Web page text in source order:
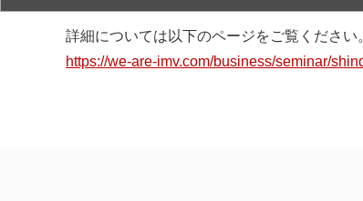
詳細については以下のページをご覧ください
https://we-are-imv.com/business/seminar/